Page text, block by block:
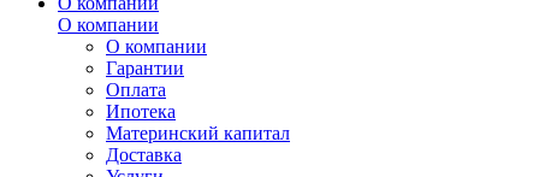
О компании
О компании
Гарантии
Оплата
Ипотека
Материнский капитал
Доставка